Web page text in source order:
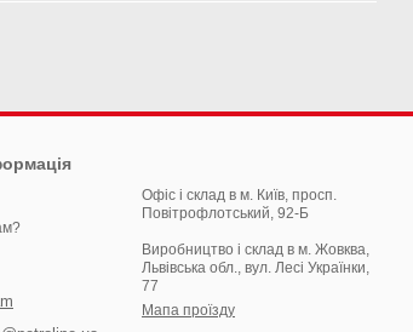
Офіс і склад в м. Київ, просп.
Повітрофлотський, 92-Б
Виробництво і склад в м. Жовква,
Львівська обл., вул. Лесі Українки,
77
Мапа проїзду